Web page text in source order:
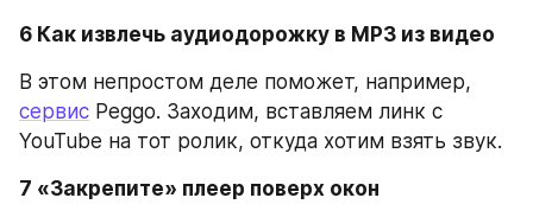
6 Как извлечь аудиодорожку в MP3 из видео
сервис Peggo. Заходим, вставляем линк с
YouTube на тот ролик, откуда хотим взять звук.
7 «Закрепите» плеер поверх окон